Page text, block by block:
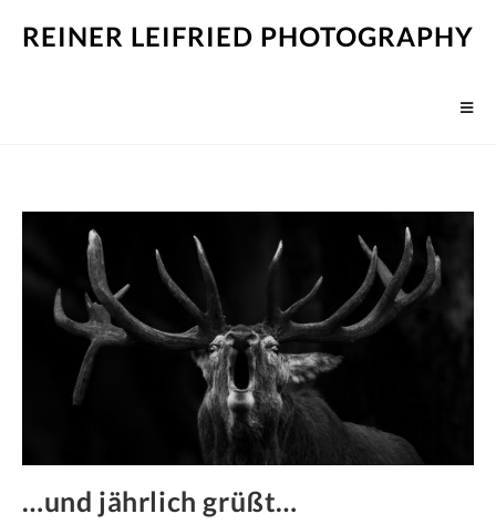
REINER LEIFRIED PHOTOGRAPHY
…und jährlich grüßt…